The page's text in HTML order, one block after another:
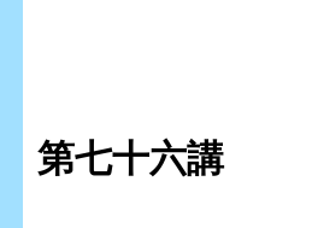
第七十六講